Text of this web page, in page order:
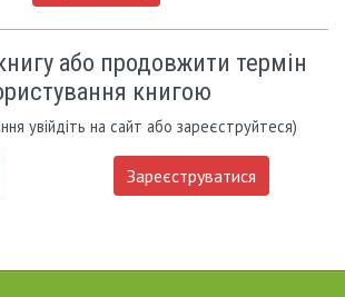
або продовжити термін
книгою
увійдіть на сайт або зареєструйтеся)
Зареєструватися